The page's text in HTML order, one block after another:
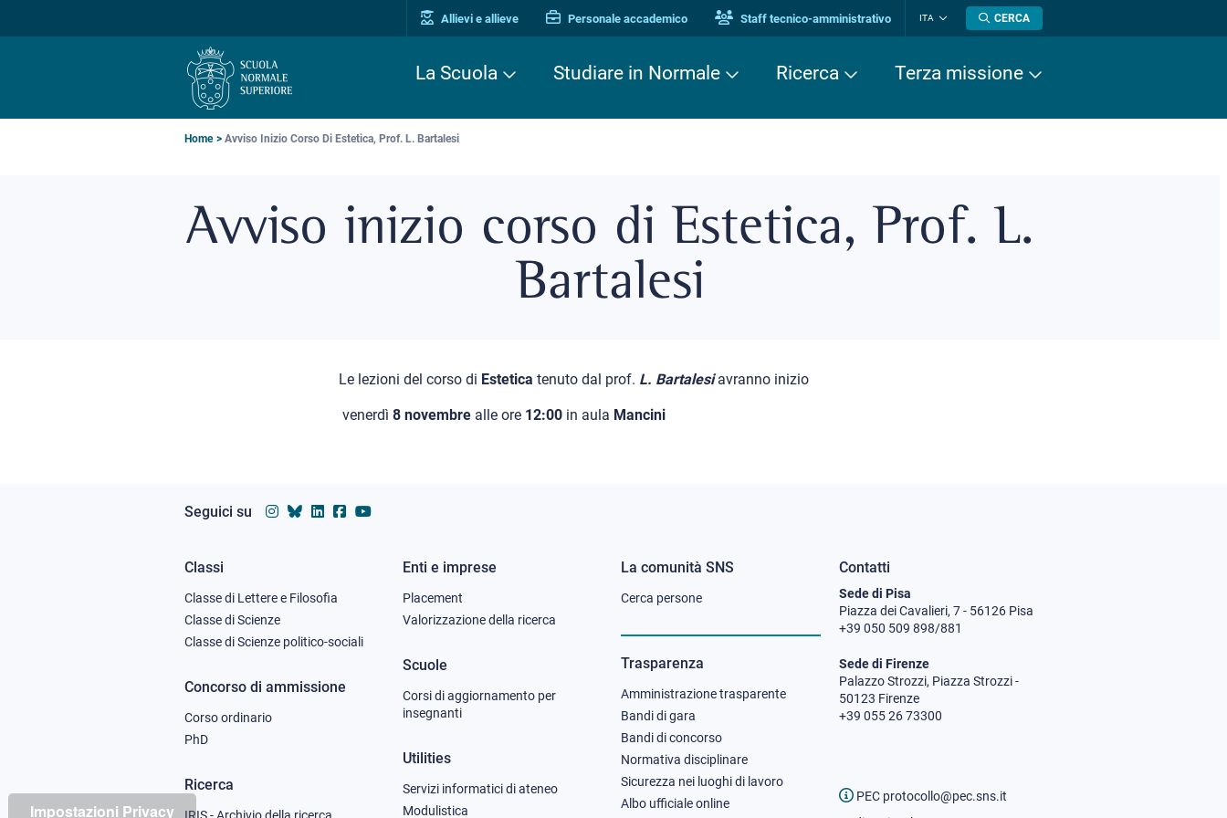
Impostazioni Privacy
Allievi e allieve Personale accademico Staff tecnico-amministrativo ITA
lingua
CERCA
La Scuola Studiare in Normale Ricerca Terza missione
Briciole
pane
Home Avviso Inizio Corso Di Estetica, Prof. L. Bartalesi
Avviso inizio corso di Estetica, Prof. L.
Bartalesi
Le lezioni del corso di Estetica tenuto dal prof. L. Bartalesiavranno inizio
venerdì 8novembrealle ore12:00 in aula Mancini
Seguici su
Footer
column
Classi
Classe di Lettere e Filosofia
Classe di Scienze
Classe di Scienze politico-sociali
Concorso di ammissione
Corso ordinario
PhD
Ricerca
IRIS - Archivio della ricerca
Footer
column
2
Enti e imprese
Placement
Valorizzazione della ricerca
Scuole
Corsi di aggiornamento per
insegnanti
Utilities
Servizi informatici di ateneo
Modulistica
Footer
column
3
La comunità SNS
Cerca persone
Trasparenza
Amministrazione trasparente
Bandi di gara
Bandi di concorso
Normativa disciplinare
Sicurezza nei luoghi di lavoro
Albo ufficiale online
Contatti
Sede di Pisa
Piazza dei Cavalieri, 7 - 56126 Pisa
+39 050 509 898/881
Sede di Firenze
Palazzo Strozzi, Piazza Strozzi -
50123 Firenze
+39 055 26 73300
PEC protocollo@pec.sns.it